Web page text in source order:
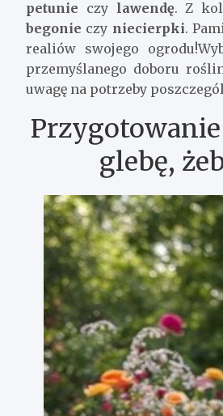
petunie czy lawendę. Z
begonie czy niecierpki.
realiów swojego
przemyślanego doboru
uwagę na potrzeby
glebę,